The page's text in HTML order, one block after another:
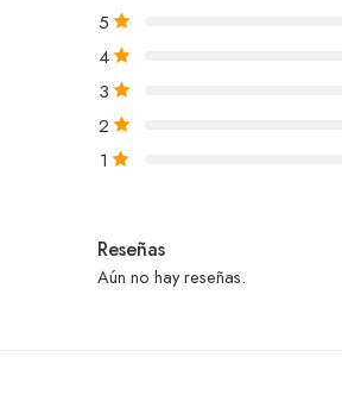
5
4
3
2
1
Reseñas
Aún no hay reseñas.